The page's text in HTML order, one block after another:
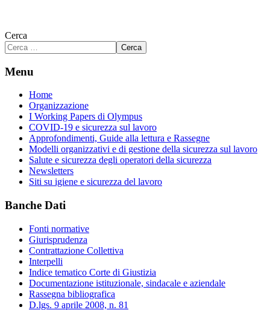
Cerca
Cerca
Menu
Home
Organizzazione
I Working Papers di Olympus
COVID-19 e sicurezza sul lavoro
Approfondimenti, Guide alla lettura e Rassegne
Modelli organizzativi e di gestione della sicurezza sul lavoro
Salute e sicurezza degli operatori della sicurezza
Newsletters
Siti su igiene e sicurezza del lavoro
Banche Dati
Fonti normative
Giurisprudenza
Contrattazione Collettiva
Interpelli
Indice tematico Corte di Giustizia
Documentazione istituzionale, sindacale e aziendale
Rassegna bibliografica
D.lgs. 9 aprile 2008, n. 81